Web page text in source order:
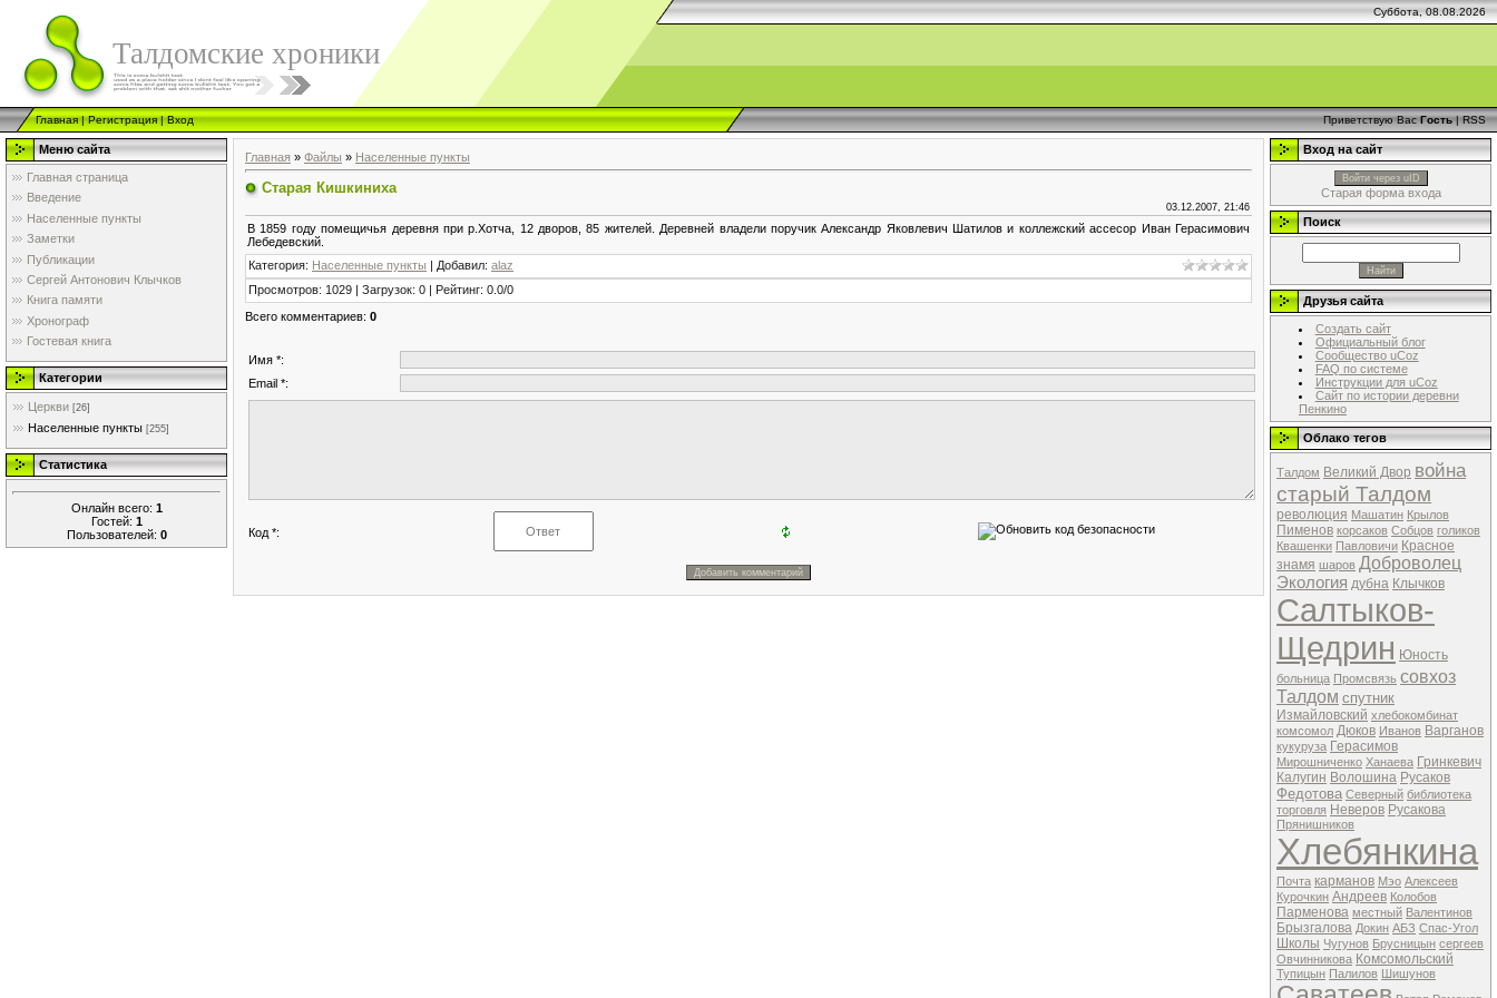
Суббота, 08.08.2026
Талдомские хроники
Главная|Регистрация|Вход Приветствую Вас Гость|RSS
Меню сайта
Главная страница
Введение
Населенные пункты
Заметки
Публикации
Сергей Антонович Клычков
Книга памяти
Хронограф
Гостевая книга
Категории
Церкви [26]
Населенные пункты [255]
Статистика
Онлайн всего: 1
Гостей: 1
Пользователей: 0
Главная » Файлы » Населенные пункты
Старая Кишкиниха
03.12.2007, 21:46
В 1859 году помещичья деревня при р.Хотча, 12 дворов, 85 жителей. Деревней владели поручик Александр Яковлевич Шатилов и коллежский ассесор Иван Герасимович
Лебедевский.
Категория: Населенные пункты | Добавил: alaz
Просмотров: 1029 | Загрузок: 0 | Рейтинг: 0.0/0
Всего комментариев: 0
Имя *:
Email *:
Код *:
Вход на сайт
Войти через uID
Старая форма входа
Поиск
Друзья сайта
Создать сайт
Официальный блог
Сообщество uCoz
FAQ по системе
Инструкции для uCoz
Сайт по истории деревни
Пенкино
Облако тегов
Талдом Великий Двор война
старый Талдом
революция Машатин Крылов
Пименов корсаков Собцов голиков
Квашенки Павловичи Красное
знамя шаров Доброволец
Экология дубна Клычков
Салтыков-
Щедрин Юность
больница Промсвязь совхоз
Талдом спутник
Измайловский хлебокомбинат
комсомол Дюков Иванов Варганов
кукуруза Герасимов
Мирошниченко Ханаева Гринкевич
Калугин Волошина Русаков
Федотова Северный библиотека
торговля Неверов Русакова
Прянишников
Хлебянкина
Почта карманов Мэо Алексеев
Курочкин Андреев Колобов
Парменова местный Валентинов
Брызгалова Докин АБЗ Спас-Угол
Школы Чугунов Брусницын сергеев
Овчинникова Комсомольский
Тупицын Палилов Шишунов